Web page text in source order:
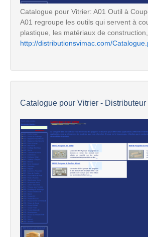
Catalogue pour Vitrier: A01 Outil à
A01 regroupe les outils qui servent à
plastique, les matériaux de construction,
http://distributionsvimac.com/
Catalogue pour Vitrier - Distributeur